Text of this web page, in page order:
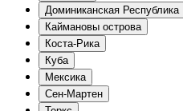
Доминиканская Республика
Каймановы острова
Коста-Рика
Куба
Мексика
Сен-Мартен